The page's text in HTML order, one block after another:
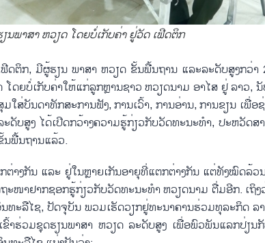
ນ​ພາ​ສາ ຫວຽດ ໂດຍ​ບໍ່​ເກັບ​ຄ່າ ຢູ່​ວັ​ດ ເຟີດ​ຕິກ
ດ​ຕິກ, ມີ​ຜູ້ຮຽນ ​ພາ​ສາ ຫວຽດ​ ຂັ້ນພື້ນຖານ ແລະລະ​ດັບ​ສູງກວ່
ດຍ​ບໍ່​ເກັບ​ຄ່າໃຫ້​ແກ່ລູກຫຼານ​ຊາວ ຫວຽດ​ນາມ ອາ​ໄສ ຢູ່ ລາວ,
ໃສ່​ບັນ​ດາ​ທັກ​ສະ​ການ​ຟັງ, ການ​ເວົ້າ, ການ​ອ່ານ, ການ​ຂຽນ ເພື່
ດັບ​ສູງ ໄດ້​ເປີດກວ້າງຄວາມ​ຮູ້​ກ່ຽວ​ກັບ​ວັດ​ທະ​ນະ​ທຳ, ປະ​ຫວັດ​
ນພື້ນຖານແລ້ວ.
ຕ່າງ​ກັນ ແລະ ຢູ່​ໃນ​ຫຼາຍ​ເກັນ​ອາ​ຍຸ​ທີ່​ແຕກ​ຕ່າງ​ກັນ ແຕ່​ທັງ​ໝົດ​ລ້
ໜາ​ຢາກ​ຊອກ​ຮູ້​ກ່ຽວ​ກັບ​ວັດ​ທະ​ນະ​ທຳ ຫວຽດ​ນາມ ຕື່ມ​ອີກ. ເຖິງ
ະ​ລື​ໄຊ, ປັດ​ຈຸ​ບັນ ພວມ​ເຮັດ​ວຽກ​ຢູ່​ທະ​ນາ​ຄານ​ຮ່ວມ​ທຸ​ລະ​ກິດ​
ຂົ້າ​ຮ່ວມ​ຊຸດ​ຮຽນ​ພາ​ສາ ຫວຽດ​ ລະ​ດັບ​ສູງ ເພື່ອ​ພົວ​ພັນ​ແລກ​ປ່ຽ